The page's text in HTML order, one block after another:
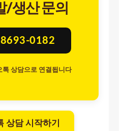
/생산 문의
0182
상담으로 연결됩니다
상담 시작하기